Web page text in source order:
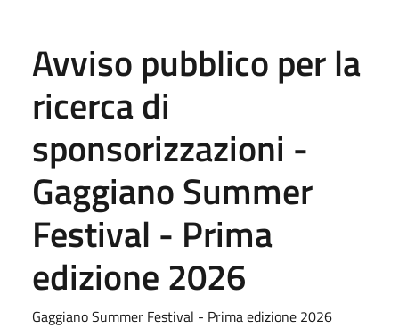
Avviso pubblico per la
ricerca di
sponsorizzazioni -
Gaggiano Summer
Festival - Prima
edizione 2026
Gaggiano Summer Festival - Prima edizione 2026